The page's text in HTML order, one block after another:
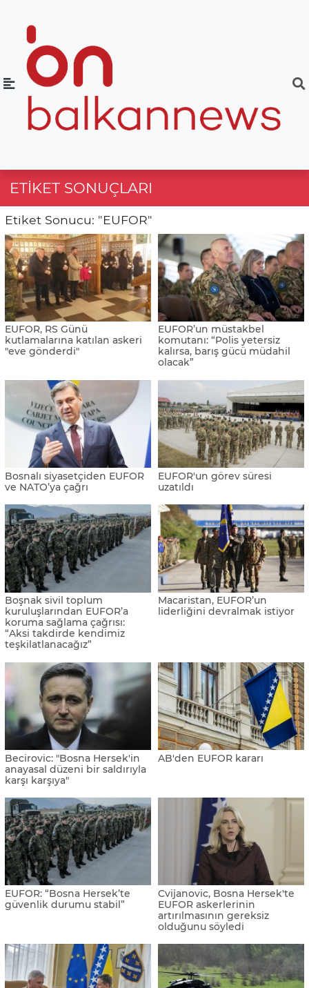
ETIKET SONUÇLARI
Etiket Sonucu: "EUFOR"
EUFOR, RS Günü
kutlamalarına katılan askeri
"eve gönderdi"
EUFOR’un müstakbel
komutanı: “Polis yetersiz
kalırsa, barış gücü müdahil
olacak”
Bosnalı siyasetçiden EUFOR
ve NATO’ya çağrı
EUFOR'un görev süresi
uzatıldı
Boşnak sivil toplum
kuruluşlarından EUFOR’a
koruma sağlama çağrısı:
“Aksi takdirde kendimiz
teşkilatlanacağız”
Macaristan, EUFOR’un
liderliğini devralmak istiyor
Becirovic: "Bosna Hersek'in
anayasal düzeni bir saldırıyla
karşı karşıya"
AB'den EUFOR kararı
EUFOR: “Bosna Hersek’te
güvenlik durumu stabil”
Cvijanovic, Bosna Hersek'te
EUFOR askerlerinin
artırılmasının gereksiz
olduğunu söyledi